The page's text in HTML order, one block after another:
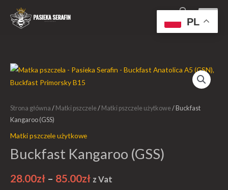
Przejdź
menu
0
Strona główna / Matki pszczele / Matki pszczele użytkowe / Buckfast
Kangaroo (GSS)
Matki pszczele użytkowe
Buckfast Kangaroo (GSS)
28.00zł – 85.00zł
Zakres
od
do
z Vat
ilość
Buckfast
(GSS)
PL